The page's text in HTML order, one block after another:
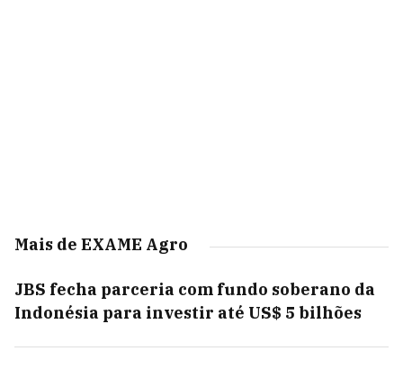
Mais de EXAME Agro
JBS fecha parceria com fundo soberano da
Indonésia para investir até US$ 5 bilhões